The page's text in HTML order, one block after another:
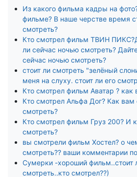
Из какого фильма кадры на
фильме? В наше черстве время
смотреть?
Кто смотрел фильм ТВИН
ли сейчас ночью смотреть?
сейчас ночью смотреть?
стоит ли смотреть "зелёный
меня на слуху. стоит ли его
Кто смотрел фильм Аватар ?
Кто смотрел Альфа Дог? Как вам
смотреть?
Кто смотрел фильм Груз 200? И
смотреть?
вы смотрели фильм Хостел? о
смотреть?? ваши комментарии
Сумерки -хороший фильм..стоит
смотреть..кто смотрел??)